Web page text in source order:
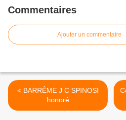
Commentaires
Ajouter un commentaire
< BARRÊME J C SPINOSI
honoré